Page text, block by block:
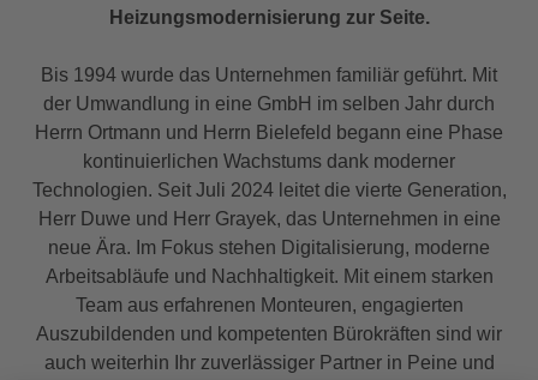
Heizungsmodernisierung zur Seite.
Bis 1994 wurde das Unternehmen familiär geführt. Mit
der Umwandlung in eine GmbH im selben Jahr durch
Herrn Ortmann und Herrn Bielefeld begann eine Phase
kontinuierlichen Wachstums dank moderner
Technologien. Seit Juli 2024 leitet die vierte Generation,
Herr Duwe und Herr Grayek, das Unternehmen in eine
neue Ära. Im Fokus stehen Digitalisierung, moderne
Arbeitsabläufe und Nachhaltigkeit. Mit einem starken
Team aus erfahrenen Monteuren, engagierten
Auszubildenden und kompetenten Bürokräften sind wir
auch weiterhin Ihr zuverlässiger Partner in Peine und